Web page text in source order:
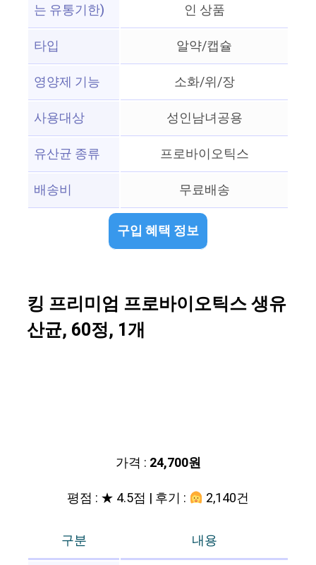
는 유통기한)
인 상품
타입
알약/캡슐
영양제 기능
소화/위/장
사용대상
성인남녀공용
유산균 종류
프로바이오틱스
배송비
무료배송
구입 혜택 정보
킹 프리미엄 프로바이오틱스 생유
산균, 60정, 1개
가격 : 24,700원
평점 : ★ 4.5점 | 후기 :
2,140건
구분
내용